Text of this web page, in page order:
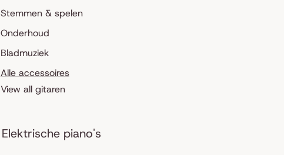
Stemmen & spelen
Onderhoud
Bladmuziek
Alle accessoires
View all gitaren
Elektrische piano's